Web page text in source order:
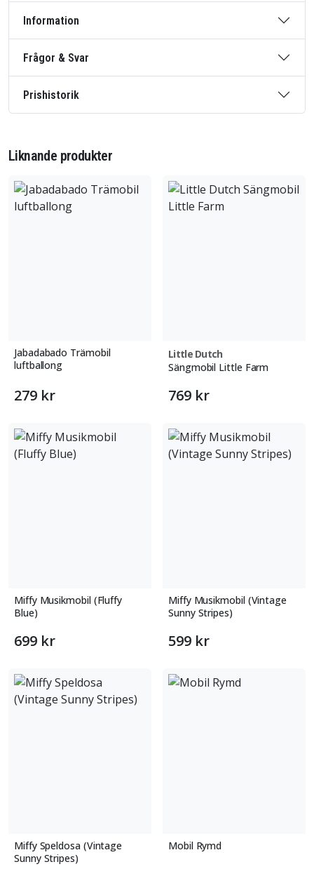
Information
Frågor & Svar
Prishistorik
Liknande produkter
Jabadabado Trämobil
luftballong
279 kr
Little Dutch
Sängmobil Little Farm
769 kr
Miffy Musikmobil (Fluffy
Blue)
699 kr
Miffy Musikmobil (Vintage
Sunny Stripes)
599 kr
Miffy Speldosa (Vintage
Sunny Stripes)
Mobil Rymd